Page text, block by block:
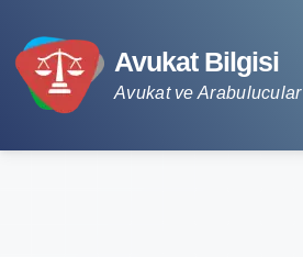
Avukat Bilgisi
Avukat ve Arabulucular